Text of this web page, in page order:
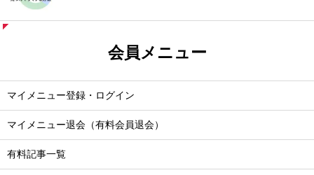
会員メニュー
マイメニュー登録・ログイン
マイメニュー退会（有料会員退会）
有料記事一覧